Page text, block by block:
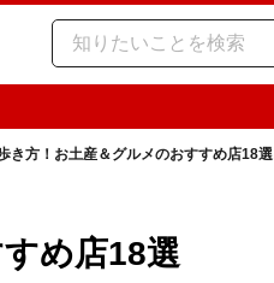
き方！お土産＆グルメのおすすめ店18選
め店18選